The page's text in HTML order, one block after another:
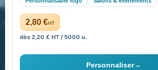
2,80 €HT
dès 2,20 € HT / 5000 u.
Personnaliser→
PROMENOCH GOODIES